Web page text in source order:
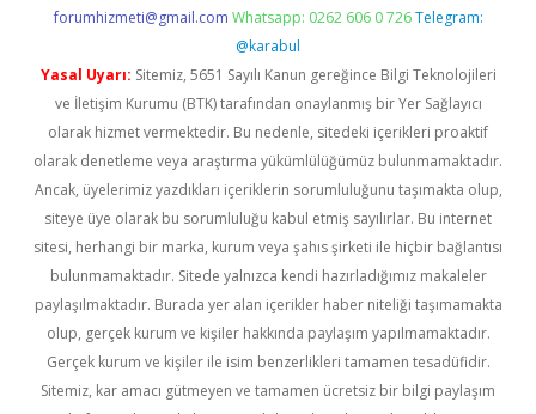
forumhizmeti@gmail.com Whatsapp: 0262 606 0 726 Telegram:
@karabul
Yasal Uyarı: Sitemiz, 5651 Sayılı Kanun gereğince Bilgi Teknolojileri
ve İletişim Kurumu (BTK) tarafından onaylanmış bir Yer Sağlayıcı
olarak hizmet vermektedir. Bu nedenle, sitedeki içerikleri proaktif
olarak denetleme veya araştırma yükümlülüğümüz bulunmamaktadır.
Ancak, üyelerimiz yazdıkları içeriklerin sorumluluğunu taşımakta olup,
siteye üye olarak bu sorumluluğu kabul etmiş sayılırlar. Bu internet
sitesi, herhangi bir marka, kurum veya şahıs şirketi ile hiçbir bağlantısı
bulunmamaktadır. Sitede yalnızca kendi hazırladığımız makaleler
paylaşılmaktadır. Burada yer alan içerikler haber niteliği taşımamakta
olup, gerçek kurum ve kişiler hakkında paylaşım yapılmamaktadır.
Gerçek kurum ve kişiler ile isim benzerlikleri tamamen tesadüfidir.
Sitemiz, kar amacı gütmeyen ve tamamen ücretsiz bir bilgi paylaşım